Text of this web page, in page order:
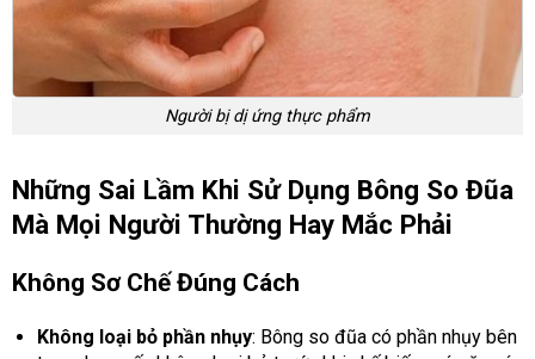
Người bị dị ứng thực phẩm
Những Sai Lầm Khi Sử Dụng Bông So Đũa
Mà Mọi Người Thường Hay Mắc Phải
Không Sơ Chế Đúng Cách
Không loại bỏ phần nhụy: Bông so đũa có phần nhụy bên